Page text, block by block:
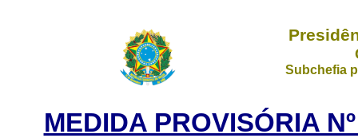
Subchefia
MEDIDA PROVISÓRIA